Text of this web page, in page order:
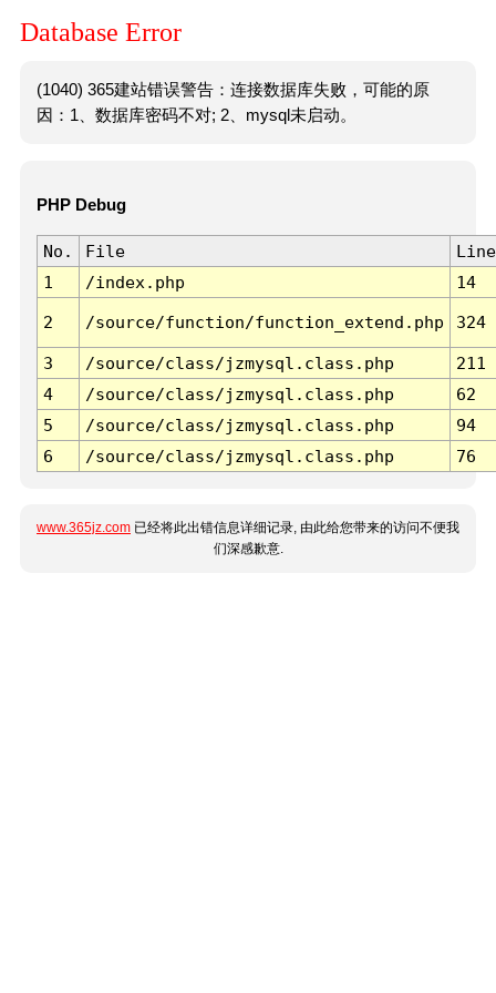
Database Error
(1040) 365建站错误警告：连接数据库失败，可能的原
因：1、数据库密码不对; 2、mysql未启动。
PHP Debug
No. File
Line
1
/index.php 14
2 /source/function/function_extend.php 324
3 /source/class/jzmysql.class.php
211
4
/source/class/jzmysql.class.php
62
5
/source/class/jzmysql.class.php
94
6
/source/class/jzmysql.class.php 76
www.365jz.com 已经将此出错信息详细记录, 由此给您带来的访问不便我
们深感歉意.